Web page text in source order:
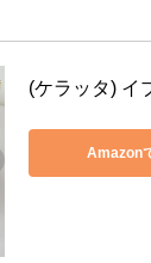
(ケラッタ) イ
Amazon